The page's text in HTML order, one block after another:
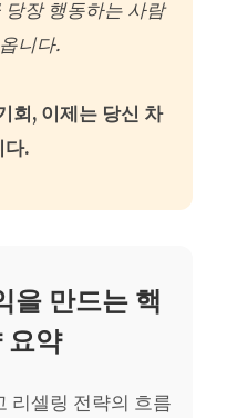
장 행동하는 사람
니다.
회, 이제는 당신 차
다.
을 만드는 핵
요약
리셀링 전략의 흐름